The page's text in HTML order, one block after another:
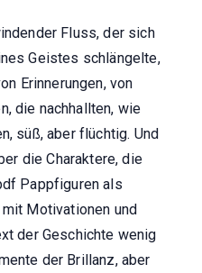
Fluss, der sich
Geistes schlängelte,
Erinnerungen, von
die nachhallten, wie
süß, aber flüchtig. Und
die Charaktere, die
Pappfiguren als
Motivationen und
der Geschichte wenig
der Brillanz, aber